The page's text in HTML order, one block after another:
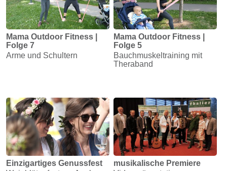
Mama Outdoor Fitness |
Folge 7
Arme und Schultern
Mama Outdoor Fitness |
Folge 5
Bauchmuskeltraining mit
Theraband
Einzigartiges Genussfest
musikalische Premiere